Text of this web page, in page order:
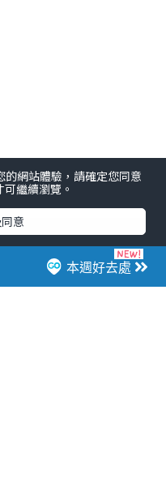
本週好去處
網站體驗，請確定您同意
可繼續瀏覽。
意